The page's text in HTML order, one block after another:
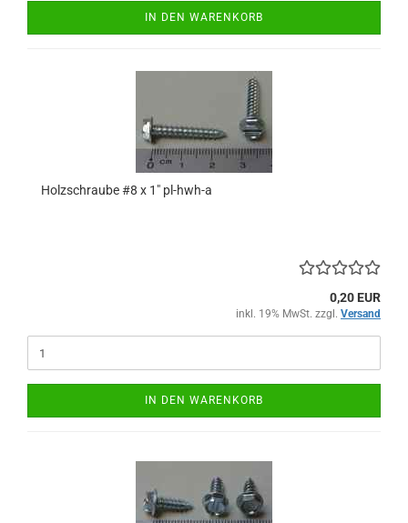
IN DEN WARENKORB
Holzschraube #8 x 1" pl-hwh-a
0,20 EUR
inkl. 19% MwSt. zzgl. Versand
IN DEN WARENKORB